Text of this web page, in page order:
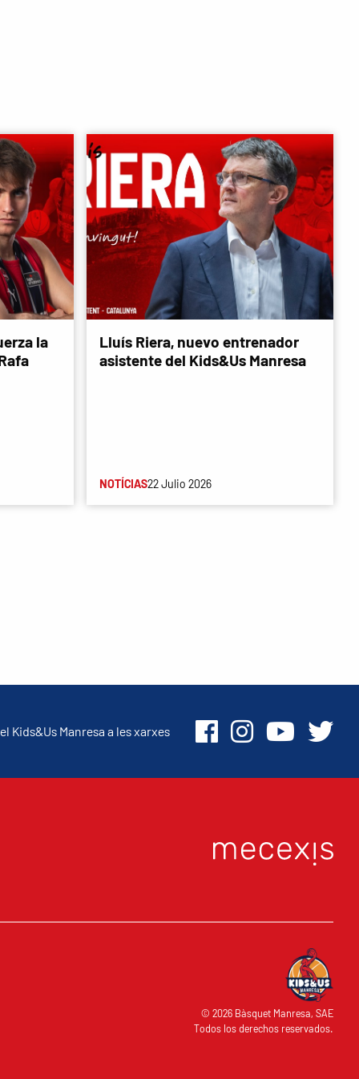
la
Lluís Riera, nuevo entrenador
asistente del Kids&Us Manresa
NOTÍCIAS22 Julio 2026
Kids&Us Manresa a les xarxes
© 2026 Bàsquet Manresa, SAE
Todos los derechos reservados.